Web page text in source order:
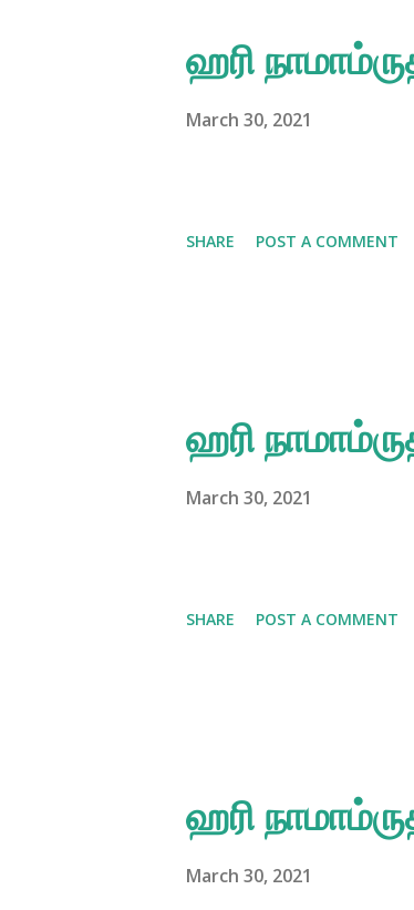
ஹரி
March 30, 2021
SHARE POST A COMMENT
ஹரி
March 30, 2021
SHARE POST A COMMENT
ஹரி
March 30, 2021